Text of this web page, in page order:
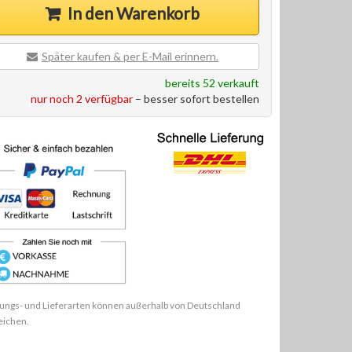
In den Warenkorb
Später kaufen & per E-Mail erinnern.
bereits 52 verkauft
nur noch 2 verfügbar – besser sofort bestellen
und Lieferarten können außerhalb von Deutschland